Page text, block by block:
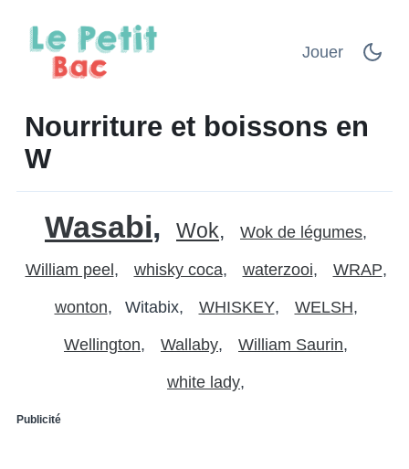
Jouer
Nourriture et boissons en
W
Wasabi Wok Wok de légumes
William peel whisky coca waterzooi WRAP
wonton Witabix WHISKEY WELSH
Wellington Wallaby William Saurin
white lady
Publicité